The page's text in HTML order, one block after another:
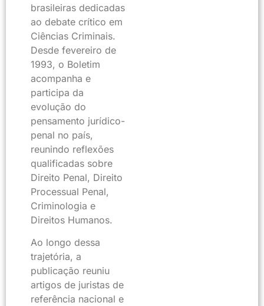
brasileiras dedicadas
ao debate crítico em
Ciências Criminais.
Desde fevereiro de
1993, o Boletim
acompanha e
participa da
evolução do
pensamento jurídico-
penal no país,
reunindo reflexões
qualificadas sobre
Direito Penal, Direito
Processual Penal,
Criminologia e
Direitos Humanos.
Ao longo dessa
trajetória, a
publicação reuniu
artigos de juristas de
referência nacional e